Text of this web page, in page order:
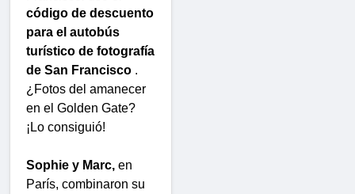
código de descuento
para el autobús
turístico de fotografía
de San Francisco .
¿Fotos del amanecer
en el Golden Gate?
¡Lo consiguió!
Sophie y Marc, en
París, combinaron su